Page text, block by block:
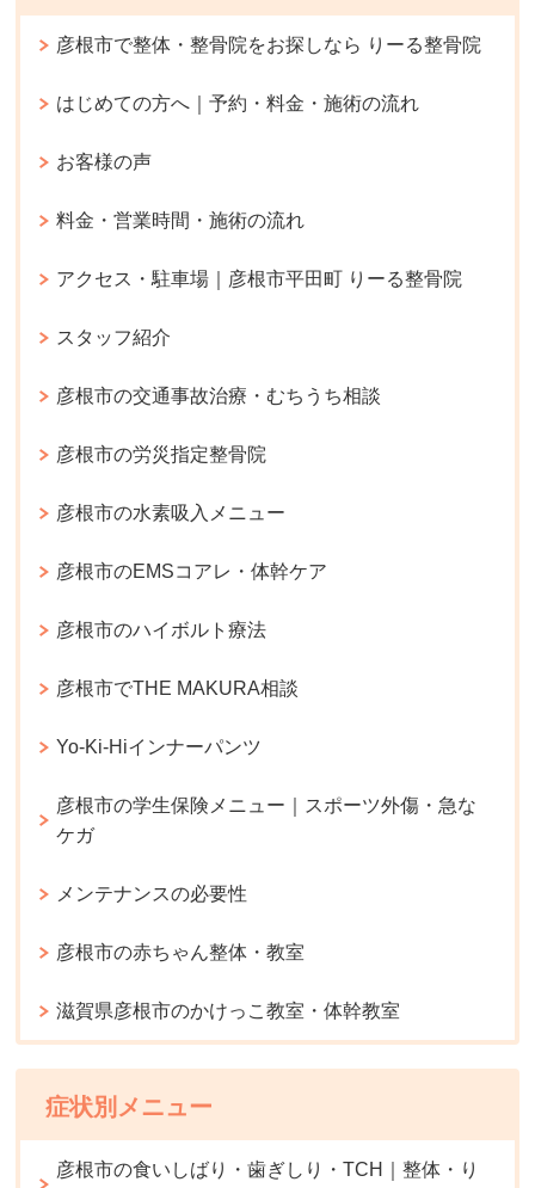
彦根市で整体・整骨院をお探しなら りーる整骨院
はじめての方へ｜予約・料金・施術の流れ
お客様の声
料金・営業時間・施術の流れ
アクセス・駐車場｜彦根市平田町 りーる整骨院
スタッフ紹介
彦根市の交通事故治療・むちうち相談
彦根市の労災指定整骨院
彦根市の水素吸入メニュー
彦根市のEMSコアレ・体幹ケア
彦根市のハイボルト療法
彦根市でTHE MAKURA相談
Yo-Ki-Hiインナーパンツ
彦根市の学生保険メニュー｜スポーツ外傷・急な
ケガ
メンテナンスの必要性
彦根市の赤ちゃん整体・教室
滋賀県彦根市のかけっこ教室・体幹教室
症状別メニュー
彦根市の食いしばり・歯ぎしり・TCH｜整体・り